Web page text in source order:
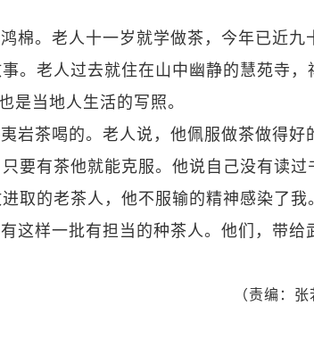
棉。老人十一岁就学做茶，今年已近九
。老人过去就住在山中幽静的慧苑寺，
是当地人生活的写照。
岩茶喝的。老人说，他佩服做茶做得好
要有茶他就能克服。他说自己没有读过
取的老茶人，他不服输的精神感染了我
这样一批有担当的种茶人。他们，带给
（责编：张